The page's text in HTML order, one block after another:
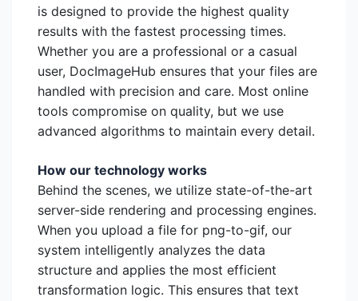
is designed to provide the highest quality
results with the fastest processing times.
Whether you are a professional or a casual
user, DocImageHub ensures that your files are
handled with precision and care. Most online
tools compromise on quality, but we use
advanced algorithms to maintain every detail.
How our technology works
Behind the scenes, we utilize state-of-the-art
server-side rendering and processing engines.
When you upload a file for png-to-gif, our
system intelligently analyzes the data
structure and applies the most efficient
transformation logic. This ensures that text